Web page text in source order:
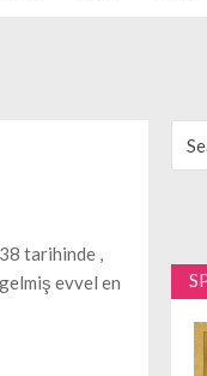
tarihinde ,
evvel en
for: